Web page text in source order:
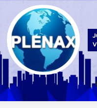
content